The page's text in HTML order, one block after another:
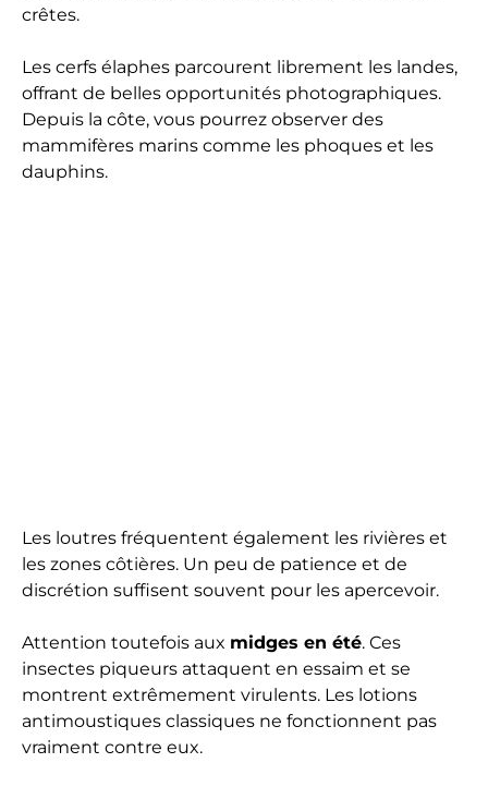
crêtes.
Les cerfs élaphes parcourent librement les landes,
offrant de belles opportunités photographiques.
Depuis la côte, vous pourrez observer des
mammifères marins comme les phoques et les
dauphins.
Les loutres fréquentent également les rivières et
les zones côtières. Un peu de patience et de
discrétion suffisent souvent pour les apercevoir.
Attention toutefois aux midges en été. Ces
insectes piqueurs attaquent en essaim et se
montrent extrêmement virulents. Les lotions
antimoustiques classiques ne fonctionnent pas
vraiment contre eux.